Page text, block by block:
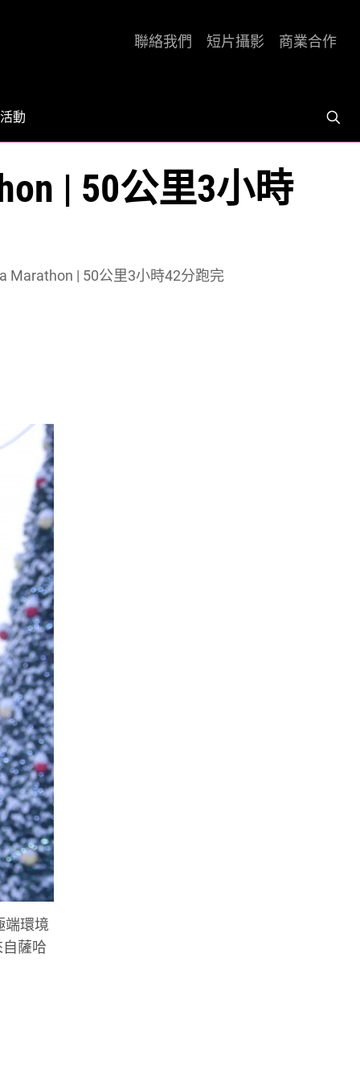
活動
聯絡我們 短片攝影 商業合作
| 50公里3小時
Marathon | 50公里3小時42分跑完
端環境
薩哈